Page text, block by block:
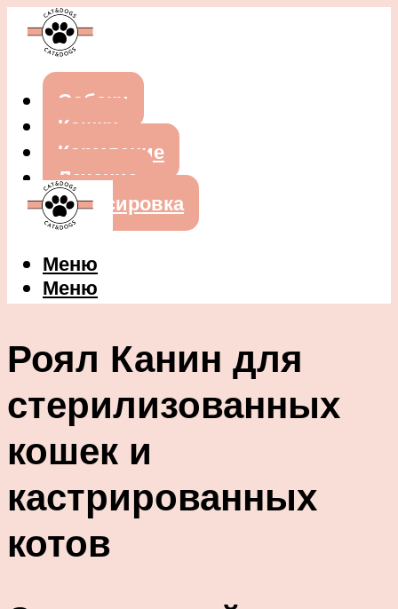
Собаки
Кошки
Кормление
Лечение
Дрессировка
Меню
Меню
Роял Канин для
стерилизованных
кошек и
кастрированных
котов